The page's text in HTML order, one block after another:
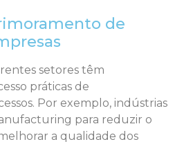
de
setores têm
práticas de
Por exemplo, indústrias
para reduzir o
a qualidade dos